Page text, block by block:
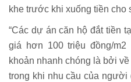
khe trước khi xuống tiền cho
“Các dự án căn hộ đắt tiền
giá hơn 100 triệu đồng/
khoản nhanh chóng là bởi
trong khi nhu cầu của